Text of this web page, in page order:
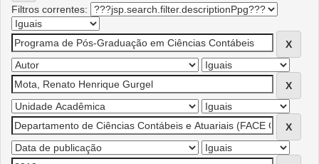
Filtros correntes: